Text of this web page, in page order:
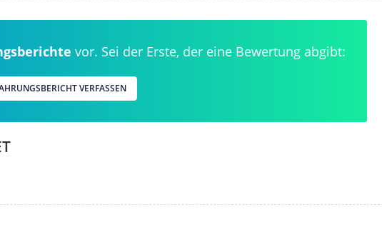
vor. Sei der Erste, der eine Bewertung abgibt:
VERFASSEN